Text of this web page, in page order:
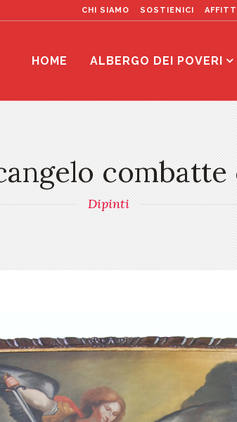
CHI SIAMO SOSTIENICI
HOME ALBERGO DEI POVERI
Dipinti